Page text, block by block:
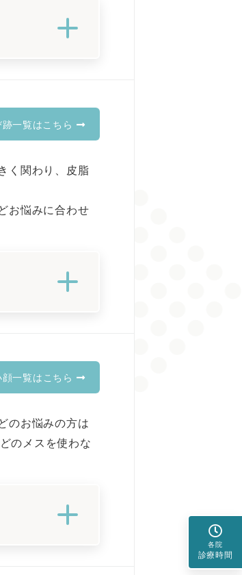
一覧はこちら
く関わり、皮脂
お悩みに合わせ
顔一覧はこちら
のお悩みの方は
のメスを使わな
各院
診療時間